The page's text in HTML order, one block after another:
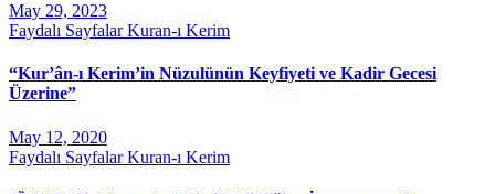
May 29, 2023
Faydalı SayfalarKuran-ı Kerim
“Kur’ân-ı Kerim’in Nüzulünün Keyfiyeti ve Kadir Gecesi
Üzerine”
May 12, 2020
Faydalı SayfalarKuran-ı Kerim